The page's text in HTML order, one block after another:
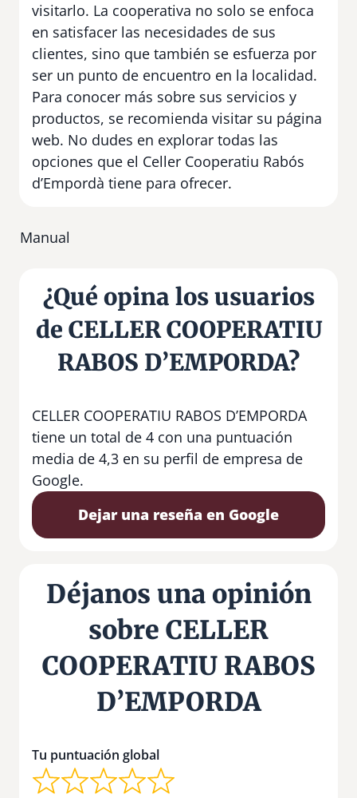
visitarlo. La cooperativa no solo se enfoca
en satisfacer las necesidades de sus
clientes, sino que también se esfuerza por
ser un punto de encuentro en la localidad.
Para conocer más sobre sus servicios y
productos, se recomienda visitar su página
web. No dudes en explorar todas las
opciones que el Celler Cooperatiu Rabós
d’Empordà tiene para ofrecer.
Manual
¿Qué opina los usuarios
de CELLER COOPERATIU
RABOS D’EMPORDA?
CELLER COOPERATIU RABOS D’EMPORDA
tiene un total de 4 con una puntuación
media de 4,3 en su perfil de empresa de
Google.
Dejar una reseña en Google
Déjanos una opinión
sobre CELLER
COOPERATIU RABOS
D’EMPORDA
Tu puntuación global